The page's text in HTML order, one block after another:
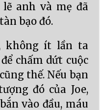
anh và mẹ đã
bạo đó.
không ít lần ta
chấm dứt cuộc
thế. Nếu bạn
đó của Joe,
vào đầu, máu